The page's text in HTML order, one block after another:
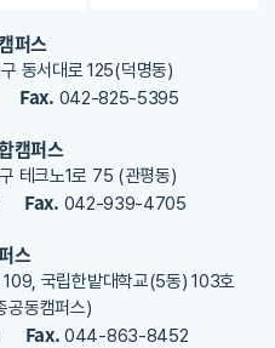
해
주
퍼스
동서대로 125(덕명동)
Fax. 042-825-5395
캠퍼스
테크노1로 75 (관평동)
Fax. 042-939-4705
스
국립한밭대학교(5동) 103호
공동캠퍼스)
Fax. 044-863-8452